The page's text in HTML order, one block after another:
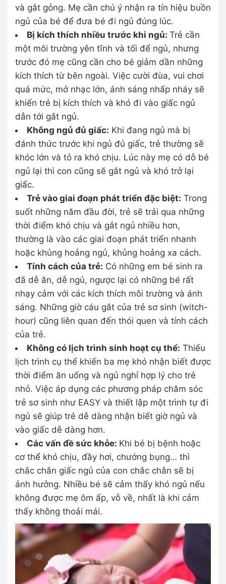
và gắt gỏng. Mẹ cần chú ý nhận ra tín hiệu buồn
ngủ của bé để đưa bé đi ngủ đúng lúc.
Bị kích thích nhiều trước khi ngủ: Trẻ cần
một môi trường yên tĩnh và tối để ngủ, nhưng
trước đó mẹ cũng cần cho bé giảm dần những
kích thích từ bên ngoài. Việc cười đùa, vui chơi
quá mức, mở nhạc lớn, ánh sáng nhấp nháy sẽ
khiến trẻ bị kích thích và khó đi vào giấc ngủ
dẫn tới gắt ngủ.
Không ngủ đủ giấc: Khi đang ngủ mà bị
đánh thức trước khi ngủ đủ giấc, trẻ thường sẽ
khóc lớn và tỏ ra khó chịu. Lúc này mẹ có dỗ bé
ngủ lại thì con cũng sẽ gắt ngủ và khó trở lại
giấc.
Trẻ vào giai đoạn phát triển đặc biệt: Trong
suốt những năm đầu đời, trẻ sẽ trải qua những
thời điểm khó chịu và gắt ngủ nhiều hơn,
thường là vào các giai đoạn phát triển nhanh
hoặc khủng hoảng ngủ, khủng hoảng xa cách.
Tính cách của trẻ: Có những em bé sinh ra
đã dễ ăn, dễ ngủ, ngược lại có những bé rất
nhạy cảm với các kích thích môi trường và ánh
sáng. Những giờ cáu gắt của trẻ sơ sinh (witch-
hour) cũng liên quan đến thói quen và tính cách
của trẻ.
Không có lịch trình sinh hoạt cụ thể: Thiếu
lịch trình cụ thể khiến ba mẹ khó nhận biết được
thời điểm ăn uống và ngủ nghỉ hợp lý cho trẻ
nhỏ. Việc áp dụng các phương pháp chăm sóc
trẻ sơ sinh như EASY và thiết lập một trình tự đi
ngủ sẽ giúp trẻ dễ dàng nhận biết giờ ngủ và
vào giấc dễ dàng hơn.
Các vấn đề sức khỏe: Khi bé bị bệnh hoặc
cơ thể khó chịu, đầy hơi, chướng bụng… thì
chắc chắn giấc ngủ của con chắc chắn sẽ bị
ảnh hưởng. Nhiều bé sẽ cảm thấy khó ngủ nếu
không được mẹ ôm ấp, vỗ về, nhất là khi cảm
thấy không thoải mái.